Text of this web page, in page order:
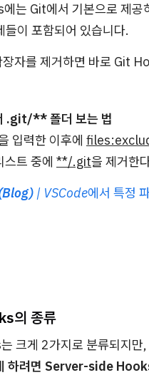
는 Git에서 기본으로 제
이 포함되어 있습니다.
자를 제거하면 바로 Git
.git/** 폴더 보는 법
입력한 이후에
스트 중에 **/.git을 제거한
| VSCode에서 특정
의 종류
크게 2가지로 분류되지만,
하려면 Server-side